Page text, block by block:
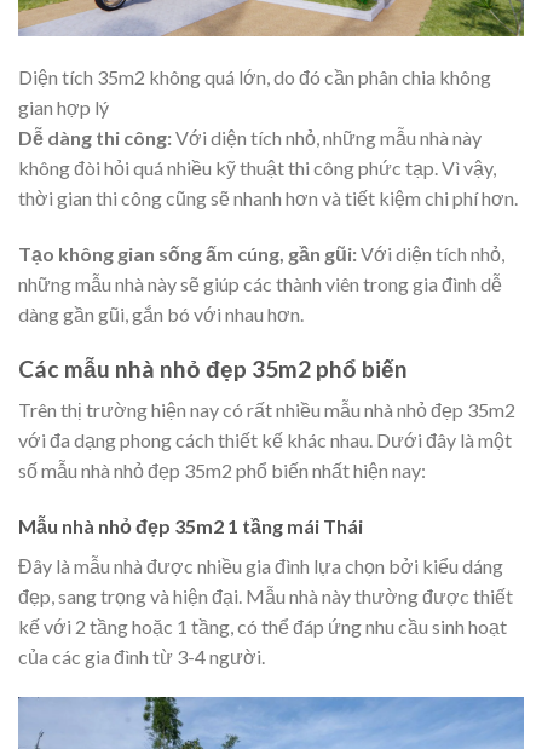
Diện tích 35m2 không quá lớn, do đó cần phân chia không
gian hợp lý
Dễ dàng thi công:Với diện tích nhỏ, những mẫu nhà này
không đòi hỏi quá nhiều kỹ thuật thi công phức tạp. Vì vậy,
thời gian thi công cũng sẽ nhanh hơn và tiết kiệm chi phí hơn.
Tạo không gian sống ấm cúng, gần gũi:Với diện tích nhỏ,
những mẫu nhà này sẽ giúp các thành viên trong gia đình dễ
dàng gần gũi, gắn bó với nhau hơn.
Các mẫu nhà nhỏ đẹp 35m2 phổ biến
Trên thị trường hiện nay có rất nhiều mẫu nhà nhỏ đẹp 35m2
với đa dạng phong cách thiết kế khác nhau. Dưới đây là một
số mẫu nhà nhỏ đẹp 35m2 phổ biến nhất hiện nay:
Mẫu nhà nhỏ đẹp 35m2 1 tầng mái Thái
Đây là mẫu nhà được nhiều gia đình lựa chọn bởi kiểu dáng
đẹp, sang trọng và hiện đại. Mẫu nhà này thường được thiết
kế với 2 tầng hoặc 1 tầng, có thể đáp ứng nhu cầu sinh hoạt
của các gia đình từ 3-4 người.